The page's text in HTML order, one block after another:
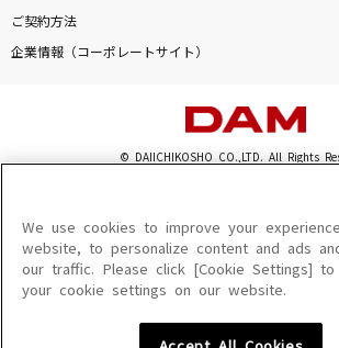
ご契約方法
企業情報（コーポレートサイト）
© DAIICHIKOSHO CO.,LTD. All Rights
このサイトに掲載されている一切の文章・画像・写真・動
を問わず、著作権法の定める範囲を超えて無断で複製、転
を禁じます。
楽曲及びコンテンツは、機種によりご利用いただけない場
楽曲及びコンテンツの配信日、配信内容が変更になる場合が
We use cookies to improve your
website, to personalize content and ads
our traffic. Please click [Cookie Settings] to
your cookie settings on our website.